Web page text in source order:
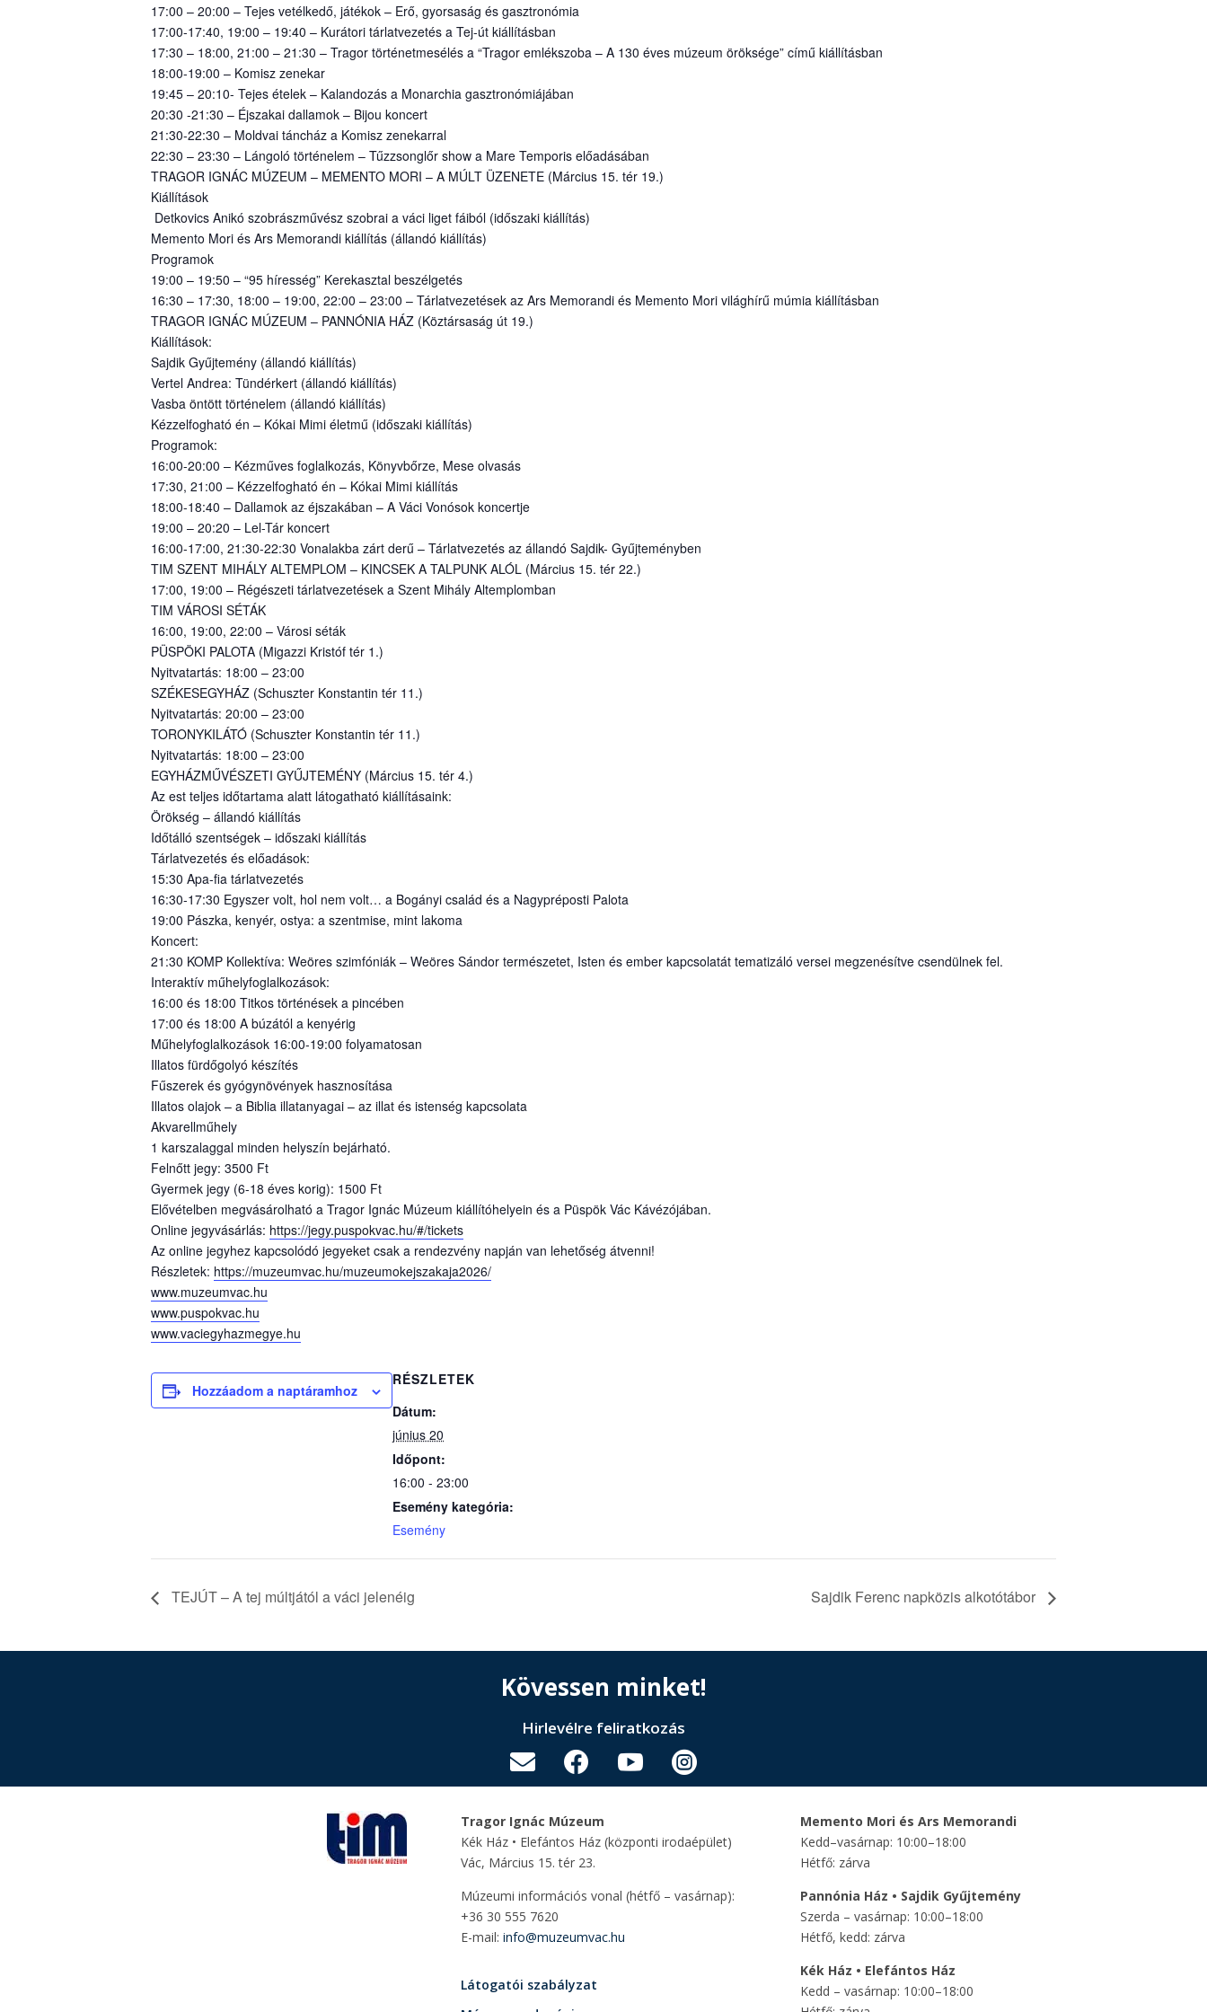
17:00 – 20:00 – Tejes vetélkedő, játékok – Erő, gyorsaság és gasztronómia
17:00-17:40, 19:00 – 19:40 – Kurátori tárlatvezetés a Tej-út kiállításban
17:30 – 18:00, 21:00 – 21:30 – Tragor történetmesélés a “Tragor emlékszoba – A 130 éves múzeum öröksége” című kiállításban
18:00-19:00 – Komisz zenekar
19:45 – 20:10- Tejes ételek – Kalandozás a Monarchia gasztronómiájában
20:30 -21:30 – Éjszakai dallamok – Bijou koncert
21:30-22:30 – Moldvai táncház a Komisz zenekarral
22:30 – 23:30 – Lángoló történelem – Tűzzsonglőr show a Mare Temporis előadásában
TRAGOR IGNÁC MÚZEUM – MEMENTO MORI – A MÚLT ÜZENETE (Március 15. tér 19.)
Kiállítások
Detkovics Anikó szobrászművész szobrai a váci liget fáiból (időszaki kiállítás)
Memento Mori és Ars Memorandi kiállítás (állandó kiállítás)
Programok
19:00 – 19:50 – “95 híresség” Kerekasztal beszélgetés
16:30 – 17:30, 18:00 – 19:00, 22:00 – 23:00 – Tárlatvezetések az Ars Memorandi és Memento Mori világhírű múmia kiállításban
TRAGOR IGNÁC MÚZEUM – PANNÓNIA HÁZ (Köztársaság út 19.)
Kiállítások:
Sajdik Gyűjtemény (állandó kiállítás)
Vertel Andrea: Tündérkert (állandó kiállítás)
Vasba öntött történelem (állandó kiállítás)
Kézzelfogható én – Kókai Mimi életmű (időszaki kiállítás)
Programok:
16:00-20:00 – Kézműves foglalkozás, Könyvbőrze, Mese olvasás
17:30, 21:00 – Kézzelfogható én – Kókai Mimi kiállítás
18:00-18:40 – Dallamok az éjszakában – A Váci Vonósok koncertje
19:00 – 20:20 – Lel-Tár koncert
16:00-17:00, 21:30-22:30 Vonalakba zárt derű – Tárlatvezetés az állandó Sajdik- Gyűjteményben
TIM SZENT MIHÁLY ALTEMPLOM – KINCSEK A TALPUNK ALÓL (Március 15. tér 22.)
17:00, 19:00 – Régészeti tárlatvezetések a Szent Mihály Altemplomban
TIM VÁROSI SÉTÁK
16:00, 19:00, 22:00 – Városi séták
PÜSPÖKI PALOTA (Migazzi Kristóf tér 1.)
Nyitvatartás: 18:00 – 23:00
SZÉKESEGYHÁZ (Schuszter Konstantin tér 11.)
Nyitvatartás: 20:00 – 23:00
TORONYKILÁTÓ (Schuszter Konstantin tér 11.)
Nyitvatartás: 18:00 – 23:00
EGYHÁZMŰVÉSZETI GYŰJTEMÉNY (Március 15. tér 4.)
Az est teljes időtartama alatt látogatható kiállításaink:
Örökség – állandó kiállítás
Időtálló szentségek – időszaki kiállítás
Tárlatvezetés és előadások:
15:30 Apa-fia tárlatvezetés
16:30-17:30 Egyszer volt, hol nem volt… a Bogányi család és a Nagypréposti Palota
19:00 Pászka, kenyér, ostya: a szentmise, mint lakoma
Koncert:
21:30 KOMP Kollektíva: Weöres szimfóniák – Weöres Sándor természetet, Isten és ember kapcsolatát tematizáló versei megzenésítve csendülnek fel.
Interaktív műhelyfoglalkozások:
16:00 és 18:00 Titkos történések a pincében
17:00 és 18:00 A búzától a kenyérig
Műhelyfoglalkozások 16:00-19:00 folyamatosan
Illatos fürdőgolyó készítés
Fűszerek és gyógynövények hasznosítása
Illatos olajok – a Biblia illatanyagai – az illat és istenség kapcsolata
Akvarellműhely
1 karszalaggal minden helyszín bejárható.
Felnőtt jegy: 3500 Ft
Gyermek jegy (6-18 éves korig): 1500 Ft
Elővételben megvásárolható a Tragor Ignác Múzeum kiállítóhelyein és a Püspök Vác Kávézójában.
Online jegyvásárlás: https://jegy.puspokvac.hu/#/tickets
Az online jegyhez kapcsolódó jegyeket csak a rendezvény napján van lehetőség átvenni!
Részletek: https://muzeumvac.hu/muzeumokejszakaja2026/
www.muzeumvac.hu
www.puspokvac.hu
www.vaciegyhazmegye.hu
Hozzáadom a naptáramhoz
RÉSZLETEK
Dátum:
június 20
Időpont:
16:00 - 23:00
Esemény kategória:
Esemény
TEJÚT – A tej múltjától a váci jelenéig Sajdik Ferenc napközis alkotótábor
Kövessen minket!
Hirlevélre feliratkozás
   
Tragor Ignác Múzeum
Kék Ház • Elefántos Ház (központi irodaépület)
Vác, Március 15. tér 23.
Múzeumi információs vonal (hétfő – vasárnap):
+36 30 555 7620
E-mail: info@muzeumvac.hu
Látogatói szabályzat
Memento Mori és Ars Memorandi
Kedd–vasárnap: 10:00–18:00
Hétfő: zárva
Pannónia Ház • Sajdik Gyűjtemény
Szerda – vasárnap: 10:00–18:00
Hétfő, kedd: zárva
Kék Ház • Elefántos Ház
Kedd – vasárnap: 10:00–18:00